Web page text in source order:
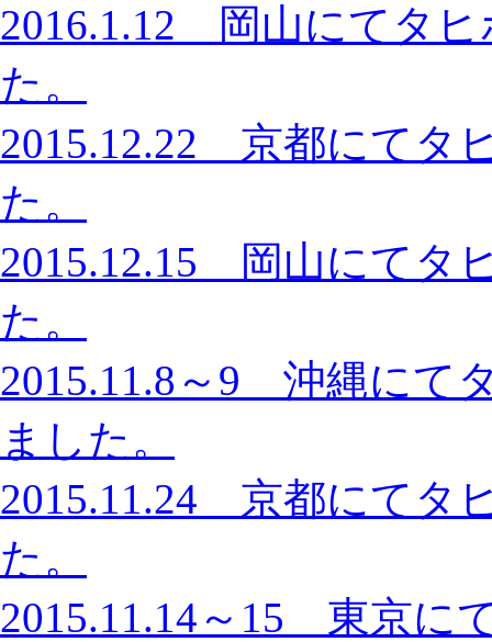
2016.1.12 岡山にてタ
た。
2015.12.22 京都にてタ
た。
2015.12.15 岡山にてタ
た。
2015.11.8～9 沖縄にて
ました。
2015.11.24 京都にてタ
た。
2015.11.14～15 東京に